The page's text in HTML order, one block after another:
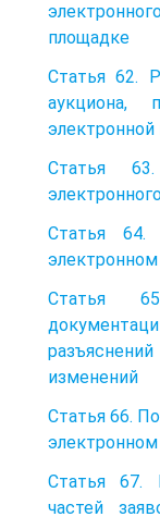
площадке
Статья 62.
аукциона,
Статья
Статья 64.
Статья
изменений
Статья 66.
Статья 67.
частей